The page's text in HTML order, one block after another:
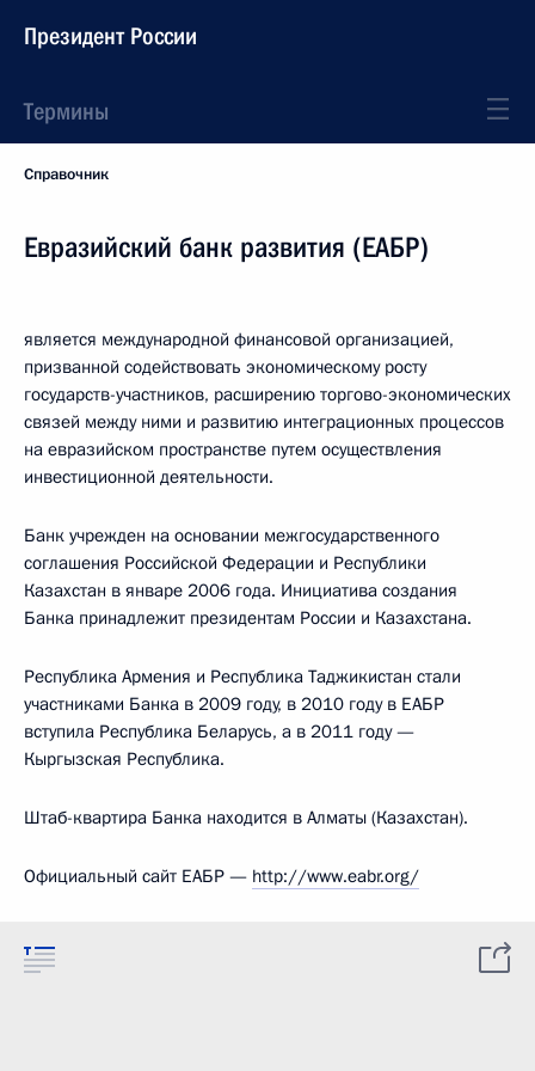
Президент России
Термины
Справочник
Евразийский банк развития (ЕАБР)
является международной финансовой организацией,
призванной содействовать экономическому росту
государств-участников, расширению торгово-экономических
связей между ними и развитию интеграционных процессов
на евразийском пространстве путем осуществления
инвестиционной деятельности.
Банк учрежден на основании межгосударственного
соглашения Российской Федерации и Республики
Казахстан в январе 2006 года. Инициатива создания
Банка принадлежит президентам России и Казахстана.
Республика Армения и Республика Таджикистан стали
участниками Банка в 2009 году, в 2010 году в ЕАБР
вступила Республика Беларусь, а в 2011 году —
Кыргызская Республика.
Штаб-квартира Банка находится в Алматы (Казахстан).
Официальный сайт ЕАБР — http://www.eabr.org/